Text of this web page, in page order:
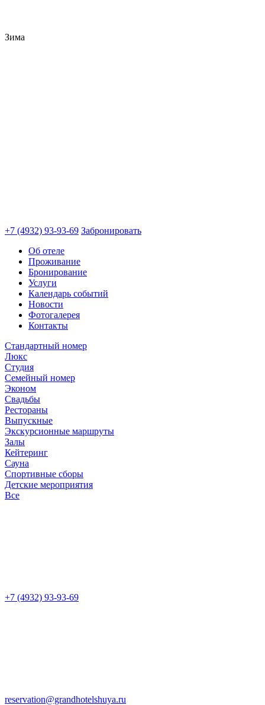
Зима
+7 (4932) 93-93-69 Забронировать
Об отеле
Проживание
Бронирование
Услуги
Календарь событий
Новости
Фотогалерея
Контакты
Стандартный номер
Люкс
Студия
Семейный номер
Эконом
Свадьбы
Рестораны
Выпускные
Экскурсионные маршруты
Залы
Кейтеринг
Сауна
Спортивные сборы
Детские мероприятия
Все
+7 (4932) 93-93-69
reservation@grandhotelshuya.ru